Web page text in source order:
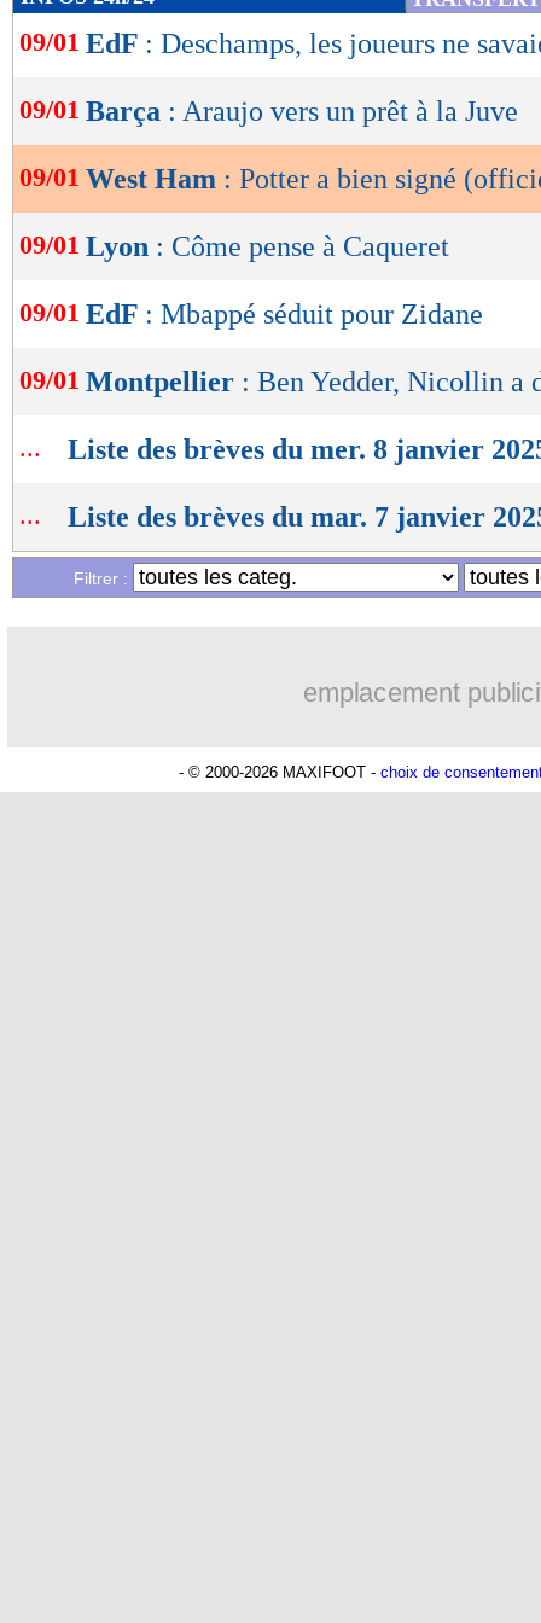
Lu 5.687 fois - Damien Da Silva
de
lecture
OK
09/01 EdF : Deschamps, les joueurs ne
09/01 Barça : Araujo vers un prêt à la Juve
09/01 West Ham : Potter a bien signé
09/01 Lyon : Côme pense à Caqueret
09/01 EdF : Mbappé séduit pour Zidane
09/01 Montpellier : Ben Yedder, Nicollin a
... Liste des brèves du mer. 8 janvier
... Liste des brèves du mar. 7 janvier
Filtrer :
emplacement
- © 2000-2026 MAXIFOOT - choix de